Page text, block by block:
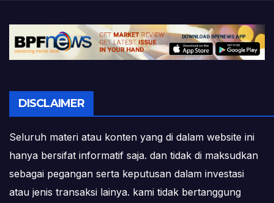
DISCLAIMER
Seluruh materi atau konten yang di dalam website ini
hanya bersifat informatif saja. dan tidak di maksudkan
sebagai pegangan serta keputusan dalam investasi
atau jenis transaksi lainya. kami tidak bertanggung